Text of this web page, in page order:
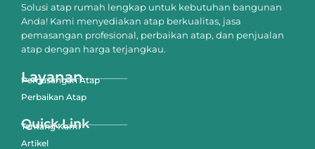
Solusi atap rumah lengkap untuk kebutuhan bangunan
Anda! Kami menyediakan atap berkualitas, jasa
pemasangan profesional, perbaikan atap, dan penjualan
atap dengan harga terjangkau.
Layanan
Pemasangan Atap
Perbaikan Atap
Quick Link
Tentang Kami
Artikel